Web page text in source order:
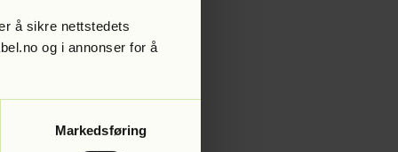
å sikre nettstedets
og i annonser for å
Markedsføring